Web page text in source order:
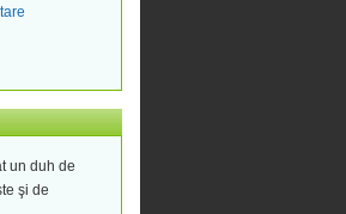
un duh de
şi de